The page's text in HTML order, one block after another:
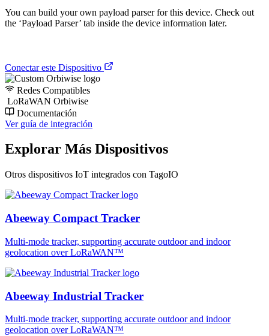
You can build your own payload parser for this device. Check out
the ‘Payload Parser’ tab inside the device information later.
Conectar este Dispositivo
Redes Compatibles
LoRaWAN Orbiwise
Documentación
Ver guía de integración
Explorar Más Dispositivos
Otros dispositivos IoT integrados con TagoIO
Abeeway Compact Tracker
Multi-mode tracker, supporting accurate outdoor and indoor
geolocation over LoRaWAN™
Abeeway Industrial Tracker
Multi-mode tracker, supporting accurate outdoor and indoor
geolocation over LoRaWAN™